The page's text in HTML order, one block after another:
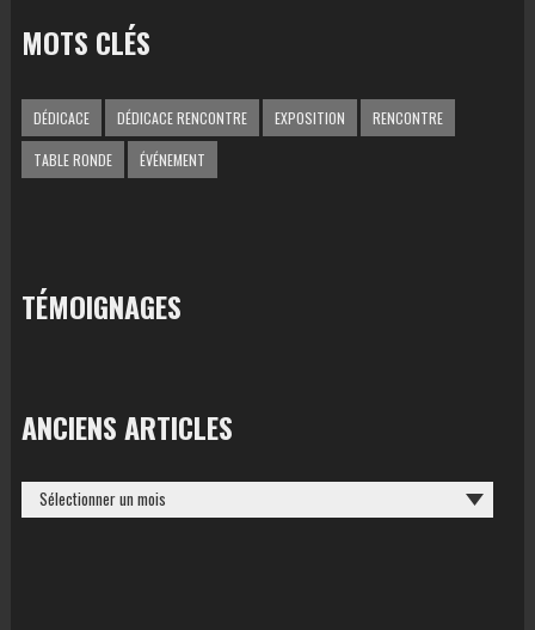
MOTS CLÉS
DÉDICACE DÉDICACE RENCONTRE EXPOSITION RENCONTRE
TABLE RONDE ÉVÉNEMENT
TÉMOIGNAGES
ANCIENS ARTICLES
ANCIENS